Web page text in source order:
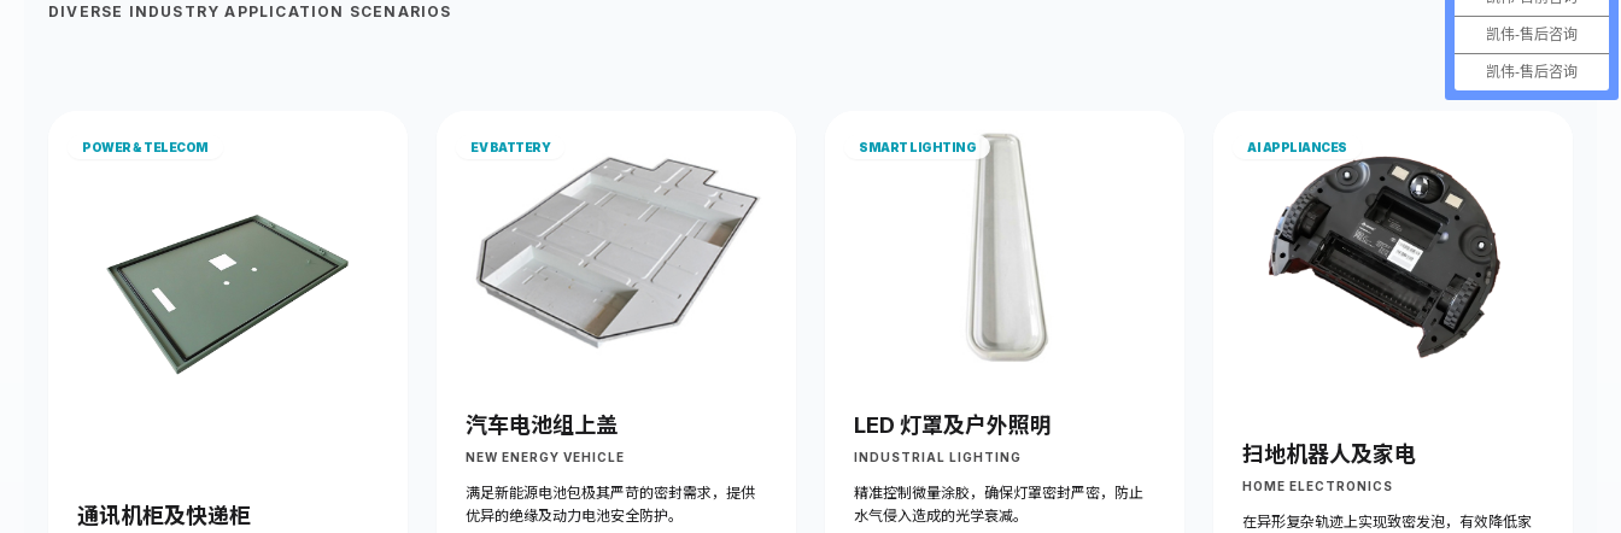
DIVERSE INDUSTRY APPLICATION SCENARIOS
POWER & TELECOM
通讯机柜及快递柜
EV BATTERY
汽车电池组上盖
NEW ENERGY VEHICLE
满足新能源电池包极其严苛的密封需求，提供
优异的绝缘及动力电池安全防护。
SMART LIGHTING
LED 灯罩及户外照明
INDUSTRIAL LIGHTING
精准控制微量涂胶，确保灯罩密封严密，防止
水气侵入造成的光学衰减。
AI APPLIANCES
扫地机器人及家电
HOME ELECTRONICS
在异形复杂轨迹上实现致密发泡，有效降低家
凯伟-售后咨询
凯伟-售后咨询